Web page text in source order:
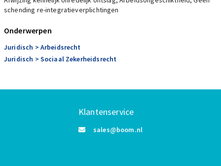
schending re-integratieverplichtingen
Onderwerpen
Juridisch > Arbeidsrecht
Juridisch > Sociaal Zekerheidsrecht
Klantenservice
sales@boom.nl